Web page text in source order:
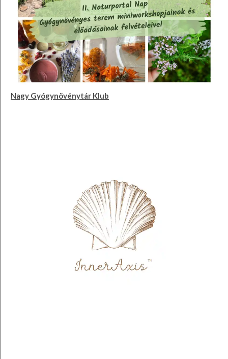
Nagy Gyógynövénytár Klub